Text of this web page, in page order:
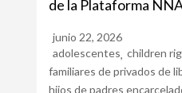
de la Plataforma
junio 22, 2026
adolescentes, children
familiares de privados de
hijos de padres